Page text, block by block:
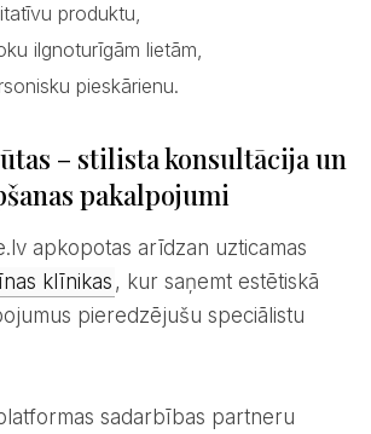
produktu,
ilgnoturīgām lietām,
pieskārienu.
– stilista konsultācija un
pakalpojumi
apkopotas arīdzan uzticamas
klīnikas , kur saņemt estētiskā
pieredzējušu speciālistu